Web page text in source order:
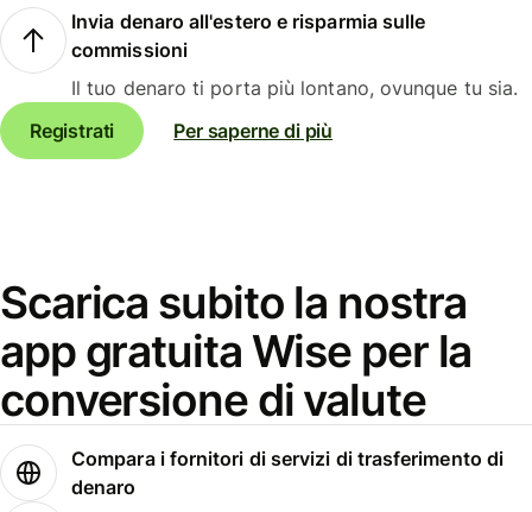
Invia denaro all'estero e risparmia sulle
commissioni
Il tuo denaro ti porta più lontano, ovunque tu sia.
Registrati
Per saperne di più
Scarica subito la nostra
app gratuita Wise per la
conversione di valute
Compara i fornitori di servizi di trasferimento di
denaro